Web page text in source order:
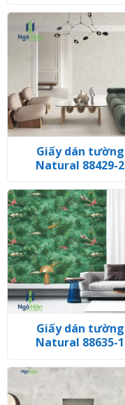
Giấy dán tường
Natural 88429-2
Giấy dán tường
Natural 88635-1